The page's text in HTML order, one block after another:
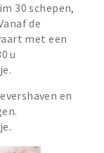
30 schepen,
de
met een
u
en